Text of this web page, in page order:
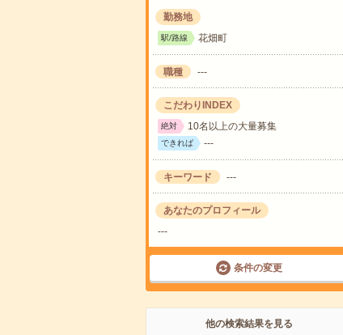
勤務地
駅/路線 花畑町
職種 ---
こだわりINDEX
絶対 10名以上の大量募集
できれば ---
キーワード ---
あなたのプロフィール
---
条件の変更
他の検索結果を見る